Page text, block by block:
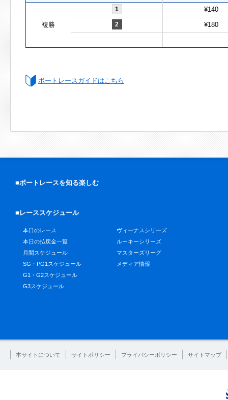
複勝
1 ¥140
2 ¥180
ボートレースガイドはこちら
■ボートレースを知る楽しむ
■レーススケジュール
本日のレース
本日の払戻金一覧
月間スケジュール
SG・PG1スケジュール
G1・G2スケジュール
G3スケジュール
ヴィーナスシリーズ
ルーキーシリーズ
マスターズリーグ
メディア情報
本サイトについて サイトポリシー プライバシーポリシー サイトマップ